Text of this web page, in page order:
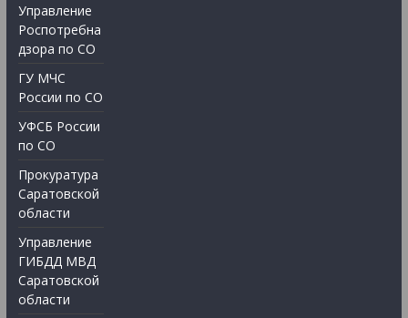
Управление
Роспотребна
дзора по СО
ГУ МЧС
России по СО
УФСБ России
по СО
Прокуратура
Саратовской
области
Управление
ГИБДД МВД
Саратовской
области